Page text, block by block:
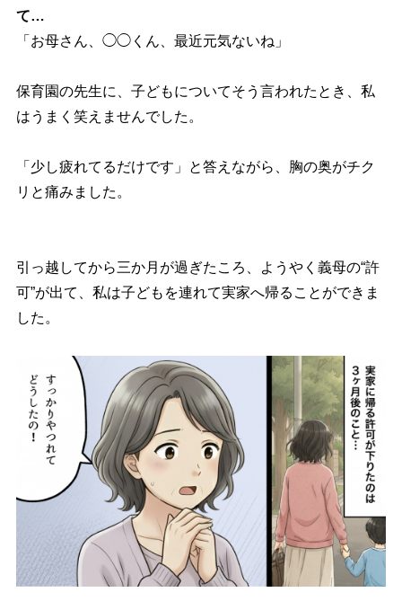
て…
「お母さん、◯◯くん、最近元気ないね」
保育園の先生に、子どもについてそう言われたとき、私
はうまく笑えませんでした。
「少し疲れてるだけです」と答えながら、胸の奥がチク
リと痛みました。
引っ越してから三か月が過ぎたころ、ようやく義母の“許
可”が出て、私は子どもを連れて実家へ帰ることができま
した。